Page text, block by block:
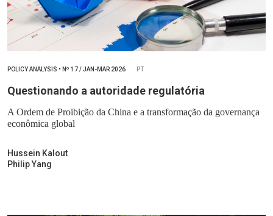
POLICY ANALYSIS • Nº 17 / JAN-MAR 2026 PT
Questionando a autoridade regulatória
A Ordem de Proibição da China e a transformação da governança
econômica global
Hussein Kalout
Philip Yang